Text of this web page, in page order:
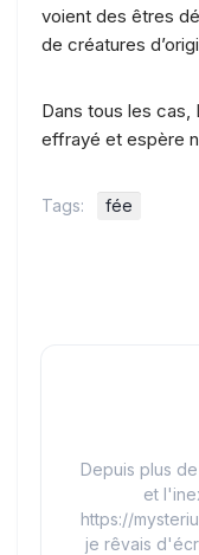
voient des êtres
de créatures
Dans tous les cas,
effrayé et espère
Tags: fée
Depuis plus
et
https://
je rêvais